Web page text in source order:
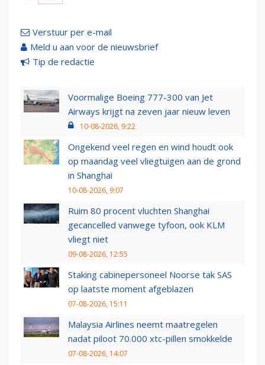
Verstuur per e-mail
Meld u aan voor de nieuwsbrief
Tip de redactie
Voormalige Boeing 777-300 van Jet
Airways krijgt na zeven jaar nieuw leven
10-08-2026, 9:22
Ongekend veel regen en wind houdt ook
op maandag veel vliegtuigen aan de grond
in Shanghai
10-08-2026, 9:07
Ruim 80 procent vluchten Shanghai
gecancelled vanwege tyfoon, ook KLM
vliegt niet
09-08-2026, 12:55
Staking cabinepersoneel Noorse tak SAS
op laatste moment afgeblazen
07-08-2026, 15:11
Malaysia Airlines neemt maatregelen
nadat piloot 70.000 xtc-pillen smokkelde
07-08-2026, 14:07